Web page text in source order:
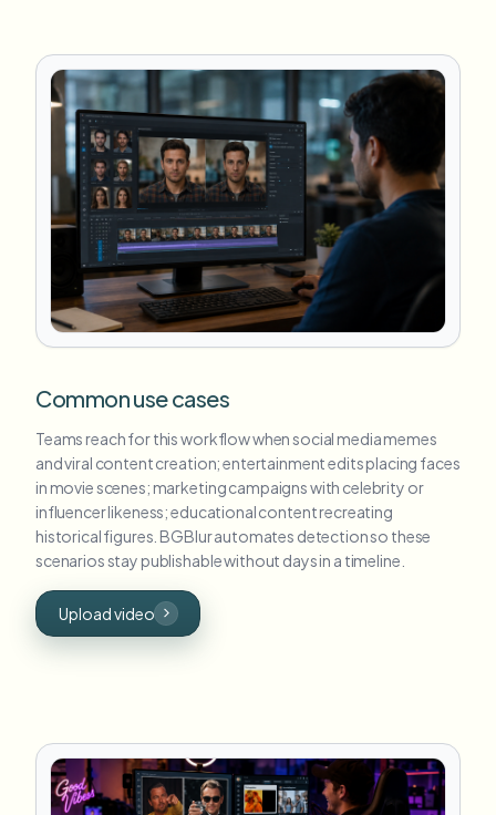
Common use cases
Teams reach for this workflow when social media memes
and viral content creation; entertainment edits placing faces
in movie scenes; marketing campaigns with celebrity or
influencer likeness; educational content recreating
historical figures. BGBlur automates detection so these
scenarios stay publishable without days in a timeline.
Upload video